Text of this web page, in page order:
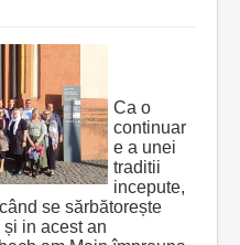
Ca o
continuar
e a unei
traditii
incepute,
se sărbătorește
și in acest an